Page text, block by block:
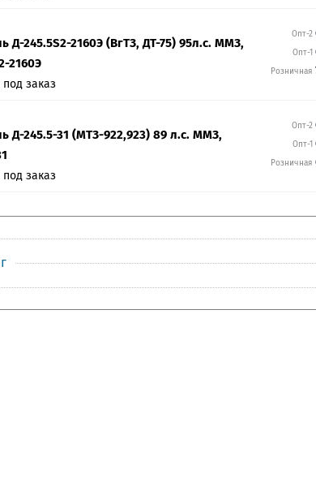
Д-245.5S2-2160Э (ВгТЗ, ДТ-75) 95л.с. ММЗ,
2160Э
заказ
Опт-2
Опт-1
Розничная
Д-245.5-31 (МТЗ-922,923) 89 л.с. ММЗ,
заказ
Опт-2
Опт-1
Розничная